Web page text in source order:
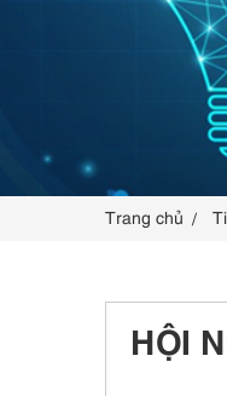
HƯỚNG DẪN NỘP
TRA CỨU SỞ HỮU
TIN TỨC & VĂN BẢN
HỎI ĐÁP
Trang chủ
HỘI